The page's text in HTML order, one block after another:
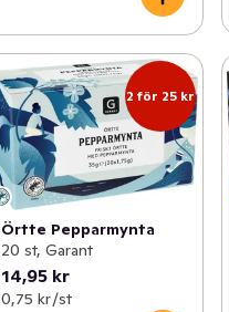
2 för 25 kr
Örtte Pepparmynta
20 st, Garant
14,95 kr
0,75 kr /st